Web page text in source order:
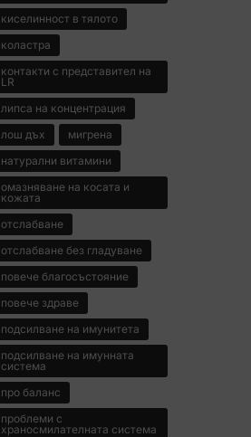
киселинност в тялото
коластра
контакти с представител на
LR
липса на концентрация
лош дъх
мигрена
натурални витамини
омазняване на косата и
кожата
отслабване
отслабване без гладуване
повече благосъстояние
повече здраве
подсилване на имунитета
подсилване на имунната
система
про баланс
проблеми с
храносмилателната система